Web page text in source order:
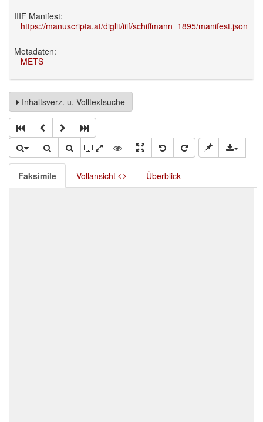
IIIF Manifest:
https://manuscripta.at/diglit/iiif/schiffmann_1895/manifest.json
Metadaten:
METS
Inhaltsverz. u. Volltextsuche
Faksimile Vollansicht Überblick